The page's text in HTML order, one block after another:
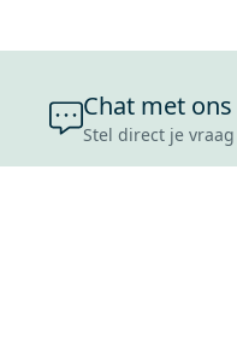
Chat met ons
Stel direct je vraag